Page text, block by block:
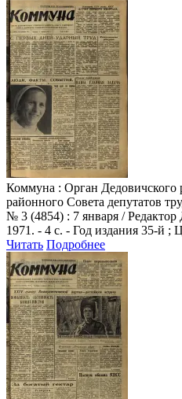
Коммуна : Орган
районного Совета депутатов
№ 3 (4854) : 7 января /
1971. - 4 с. - Год издания 35-й ;
Читать Подробнее